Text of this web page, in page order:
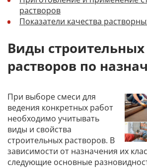
растворов
Показатели качества
Виды строительных
растворов по
При выборе смеси для
ведения конкретных работ
необходимо учитывать
виды и свойства
строительных растворов. В
зависимости от назначения их
следующие основные